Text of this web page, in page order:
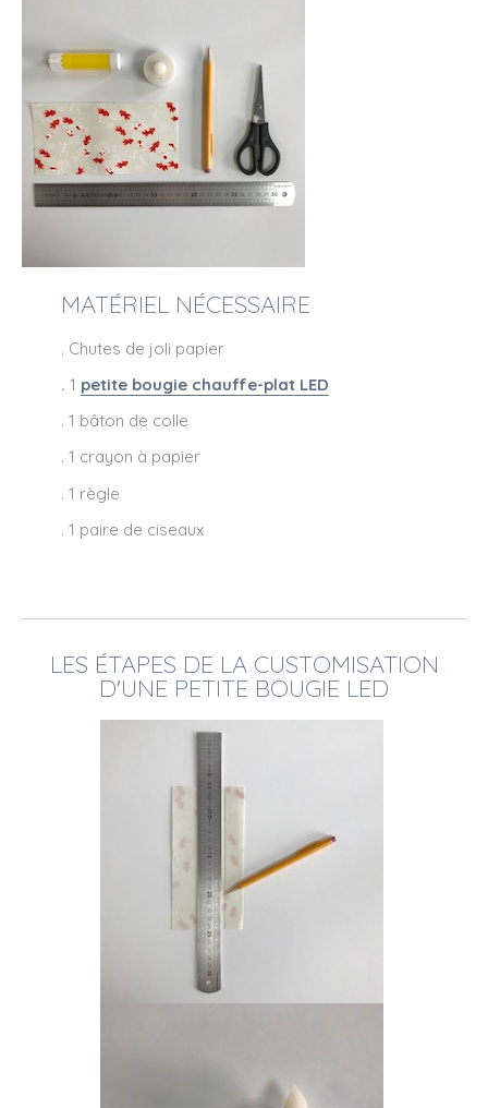
MATÉRIEL NÉCESSAIRE
. Chutes de joli papier
. 1 petite bougie chauffe-plat LED
. 1 bâton de colle
. 1 crayon à papier
. 1 règle
. 1 paire de ciseaux
LES ÉTAPES DE LA CUSTOMISATION
D'UNE PETITE BOUGIE LED